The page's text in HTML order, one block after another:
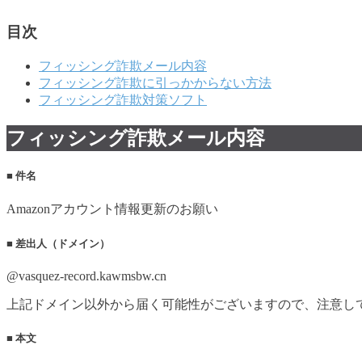
目次
フィッシング詐欺メール内容
フィッシング詐欺に引っかからない方法
フィッシング詐欺対策ソフト
フィッシング詐欺メール内容
■ 件名
Amazonアカウント情報更新のお願い
■ 差出人（ドメイン）
@vasquez-record.kawmsbw.cn
上記ドメイン以外から届く可能性がございますので、注意し
■ 本文